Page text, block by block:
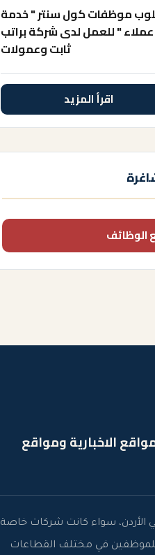
موظفات كول سنتر " خدمة
عملاء " للعمل لدى شركة براتب
ثابت وعمولات
اقرأ المزيد
الوظائف
الاخبارية ومواقع
الأردن، سواء كانت شركات خاصة
للموظفين في مختلف القطاعات